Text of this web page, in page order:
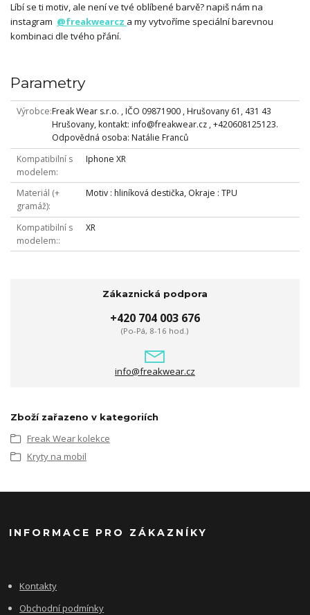
Líbí se ti motiv, ale není ve tvé oblíbené barvě? napiš nám na
instagram @freakwearcz a my vytvoříme speciální barevnou
kombinaci dle tvého přání.
Parametry
Výrobce Freak Wear s.r.o. , IČO 09871900 , Hrušovany 61, 431 43
Hrušovany, kontakt: info@freakwear.cz , +420608125123.
Odpovědná osoba: Natálie Franců
Kompatibilní s
modelem
Iphone XR
Materiál (+
gramáž)
Motiv : hliníková destička, Okraje : TPU
Kompatibilní s
modelem:
XR
Zákaznická podpora
+420 704 003 676
(Po-Pá, 8-16 hod.)
info@freakwear.cz
Zboží zařazeno v kategoriích
Freak Wear kolekce
Kryty na mobil
INFORMACE PRO ZÁKAZNÍKY
Kontakty
Obchodní podmínky